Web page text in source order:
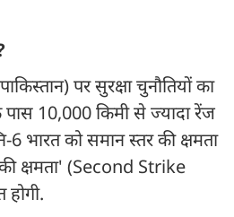
पर सुरक्षा चुनौतियों का
10,000 किमी से ज्यादा रेंज
भारत को समान स्तर की क्षमता
क्षमता' (Second Strike